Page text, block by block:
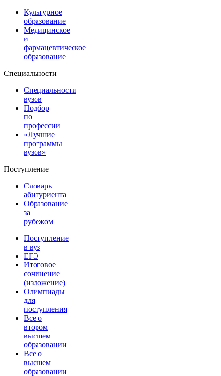
Культурное
образование
Медицинское
и
фармацевтическое
образование
Специальности
Специальности
вузов
Подбор
по
профессии
«Лучшие
программы
вузов»
Поступление
Словарь
абитуриента
Образование
за
рубежом
Поступление
в вуз
ЕГЭ
Итоговое
сочинение
(изложение)
Олимпиады
для
поступления
Все о
втором
высшем
образовании
Все о
высшем
образовании